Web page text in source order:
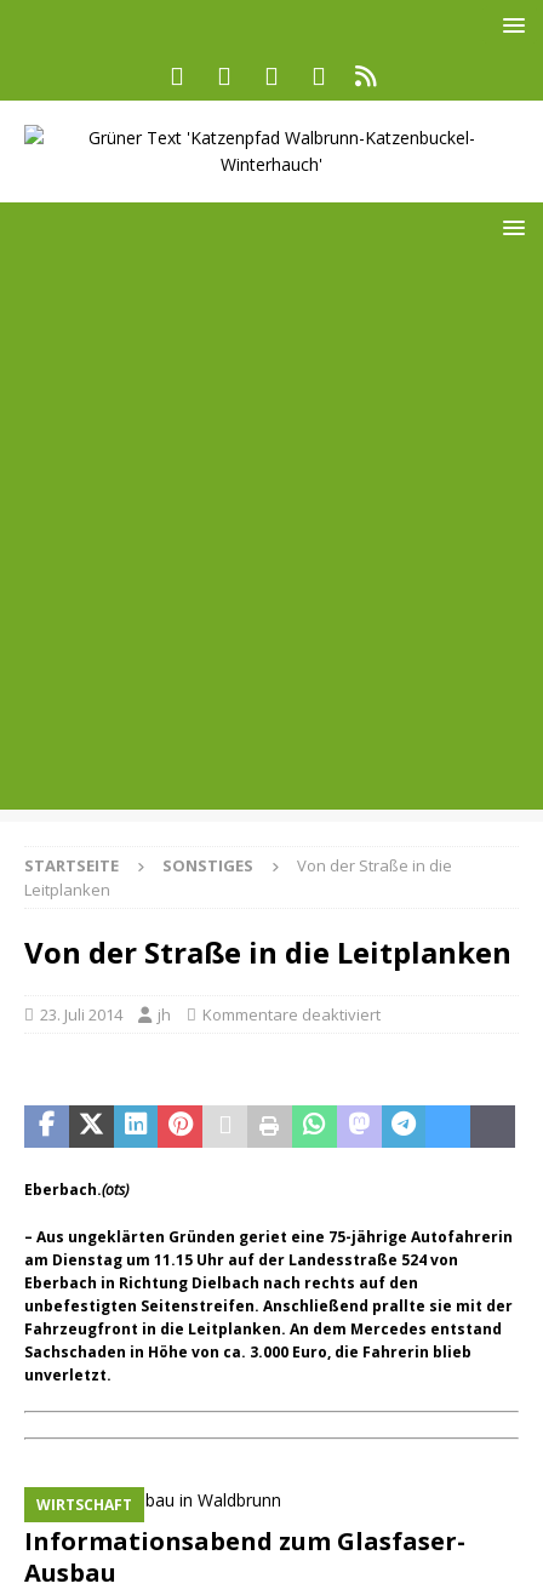
STARTSEITE SONSTIGES
Von der Straße in die
Leitplanken
Von der Straße in die Leitplanken
23. Juli 2014 jh Kommentare deaktiviert
Eberbach.(ots)
– Aus ungeklärten Gründen geriet eine 75-jährige Autofahrerin
am Dienstag um 11.15 Uhr auf der Landesstraße 524 von
Eberbach in Richtung Dielbach nach rechts auf den
unbefestigten Seitenstreifen. Anschließend prallte sie mit der
Fahrzeugfront in die Leitplanken. An dem Mercedes entstand
Sachschaden in Höhe von ca. 3.000 Euro, die Fahrerin blieb
unverletzt.
Informationsabend zum Glasfaser-
Ausbau
WIRTSCHAFT